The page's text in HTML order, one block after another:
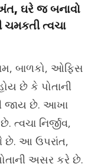
ઘરે જ બનાવો
ત્વચા
બાળકો, ઓફિસ
છે કે પોતાની
જાય છે. આખા
ત્વચા નિર્જીવ,
છે. આ ઉપરાંત,
અસર કરે છે.